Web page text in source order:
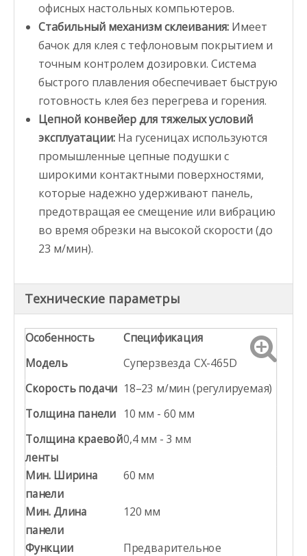
офисных настольных компьютеров.
Стабильный механизм склеивания: Имеет
бачок для клея с тефлоновым покрытием и
точным контролем дозировки. Система
быстрого плавления обеспечивает быструю
готовность клея без перегрева и горения.
Цепной конвейер для тяжелых условий
эксплуатации: На гусеницах используются
промышленные цепные подушки с
широкими контактными поверхностями,
которые надежно удерживают панель,
предотвращая ее смещение или вибрацию
во время обрезки на высокой скорости (до
23 м/мин).
Технические параметры
Особенность Спецификация
Модель
Суперзвезда CX-465D
Скорость подачи 18–23 м/мин (регулируемая)
Толщина панели
10 мм - 60 мм
Толщина краевой
ленты
0,4 мм - 3 мм
Мин. Ширина
панели
60 мм
Мин. Длина
панели
120 мм
Функции
Предварительное